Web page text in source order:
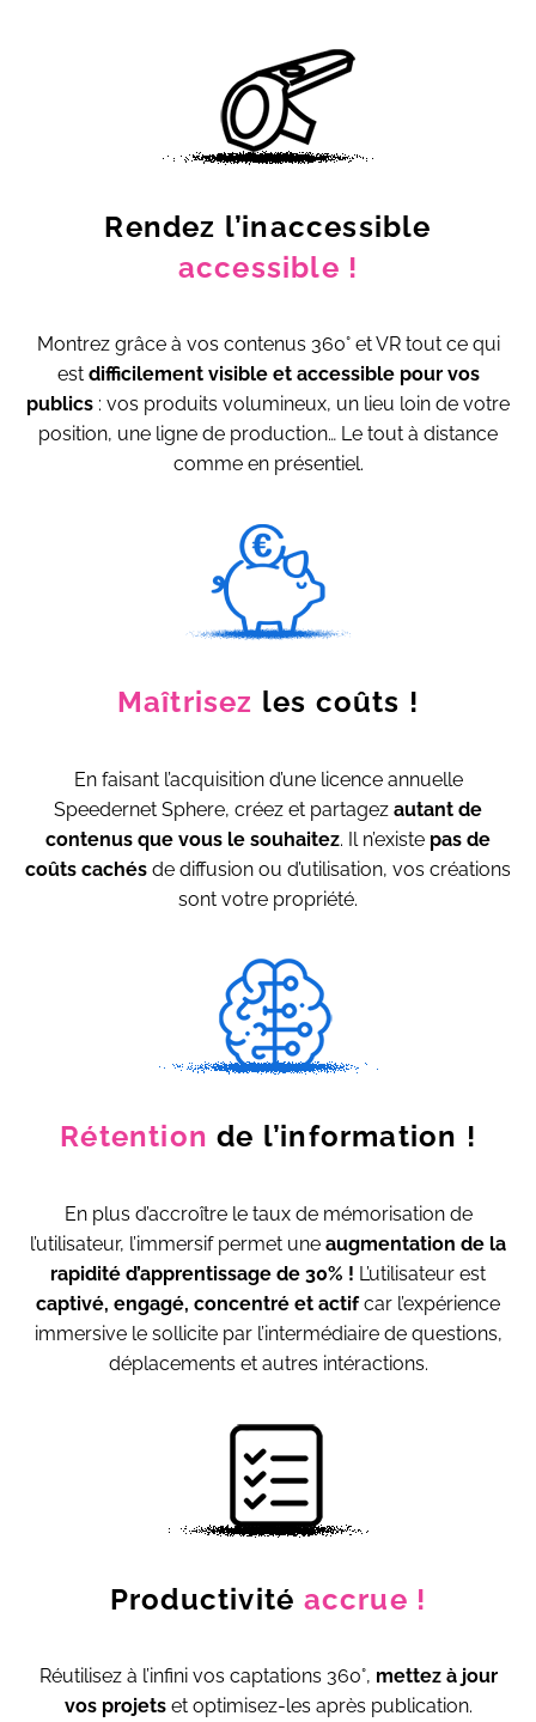
Rendez l’inaccessible
accessible !
Montrez grâce à vos contenus 360° et VR tout ce qui
est difficilement visible et accessible pour vos
publics : vos produits volumineux, un lieu loin de votre
position, une ligne de production… Le tout à distance
comme en présentiel.
Maîtrisez les coûts !
En faisant l’acquisition d’une licence annuelle
Speedernet Sphere, créez et partagez autant de
contenus que vous le souhaitez. Il n’existe pas de
coûts cachés de diffusion ou d’utilisation, vos créations
sont votre propriété.
Rétentionde l’information !
En plus d’accroître le taux de mémorisation de
l’utilisateur, l’immersif permet une augmentation de la
rapidité d’apprentissage de 30% ! L’utilisateur est
captivé, engagé, concentré et actifcar l’expérience
immersive le sollicite par l’intermédiaire de questions,
déplacements et autres intéractions.
Productivité accrue !
Réutilisez à l’infini vos captations 360°, mettez à jour
vos projetset optimisez-les après publication.